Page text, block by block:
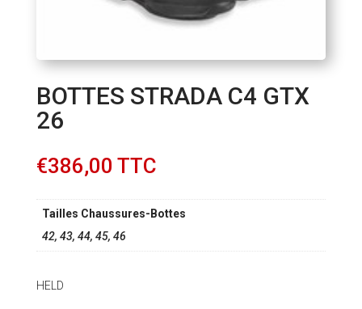
BOTTES STRADA C4 GTX
26
€386,00 TTC
Tailles Chaussures-Bottes
42, 43, 44, 45, 46
HELD